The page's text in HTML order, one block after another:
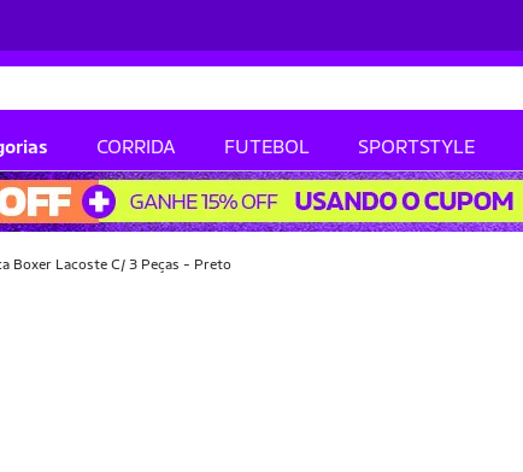
CORRIDA FUTEBOL SPORTSTYLE
Boxer Lacoste C/ 3 Peças - Preto